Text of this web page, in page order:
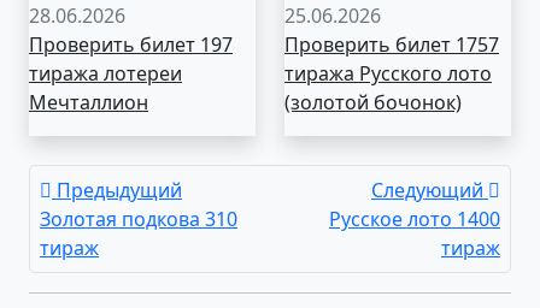
28.06.2026
Проверить билет 197
тиража лотереи
Мечталлион
25.06.2026
Проверить билет 1757
тиража Русского лото
(золотой бочонок)
Предыдущий
Золотая подкова 310
тираж
Следующий
Русское лото 1400
тираж